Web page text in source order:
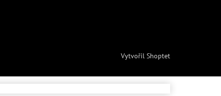
Vytvořil Shoptet